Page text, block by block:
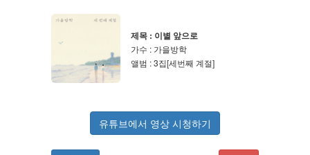
제목 : 이별 앞으로
가수 : 가을방학
앨범 : 3집[세번째 계절]
유튜브에서 영상 시청하기